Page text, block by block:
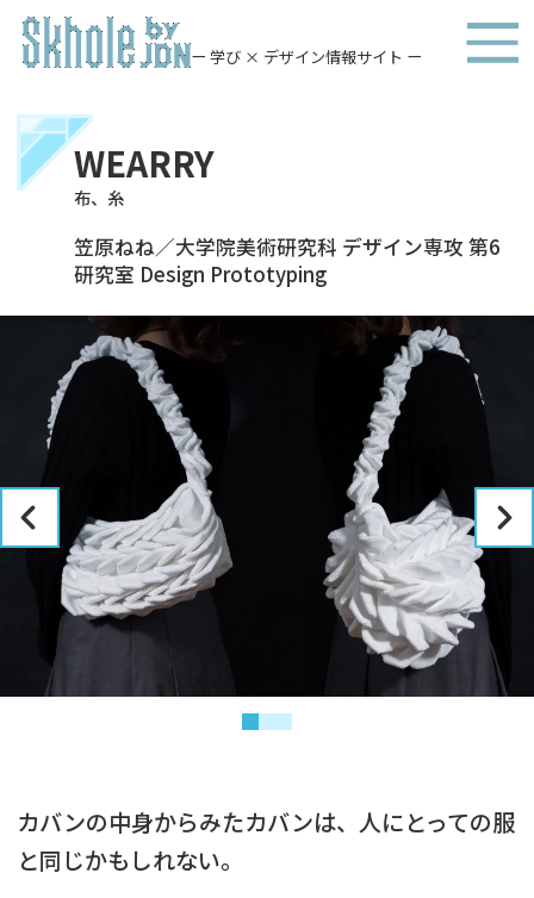
ー 学び × デザイン情報サイト ー
WEARRY
布、糸
笠原ねね／大学院美術研究科 デザイン専攻 第6
研究室 Design Prototyping
カバンの中身からみたカバンは、人にとっての服
と同じかもしれない。